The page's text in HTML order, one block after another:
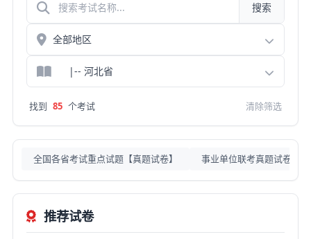
搜索
找到 85 个考试 清除筛选
全国各省考试重点试题【真题试卷】 事业单位联考真题试卷
推荐试卷